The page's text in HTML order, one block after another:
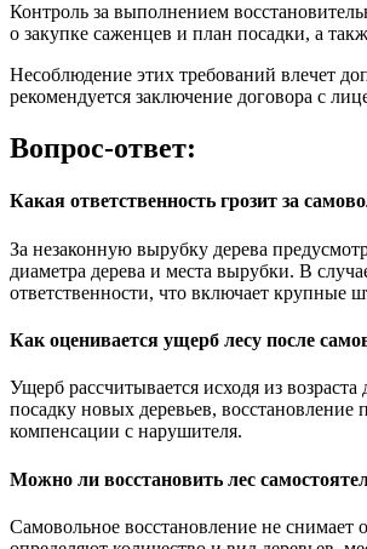
Контроль за выполнением
о закупке саженцев и план посадки, а
Несоблюдение этих требований влечет
рекомендуется заключение договора с
Вопрос-ответ:
Какая ответственность грозит за
За незаконную вырубку дерева
диаметра дерева и места вырубки. В
ответственности, что включает крупные
Как оценивается ущерб лесу после
Ущерб рассчитывается исходя из
посадку новых деревьев,
компенсации с нарушителя.
Можно ли восстановить лес
Самовольное восстановление не снимает